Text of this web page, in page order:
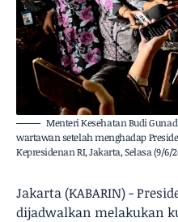
Menteri Kesehatan Budi
wartawan setelah menghadap
Kepresidenan RI, Jakarta, Selasa (9/6/
Jakarta (KABARIN) -
dijadwalkan melakukan